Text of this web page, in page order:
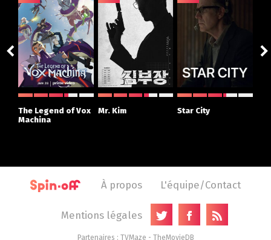
The Legend of Vox
Machina
Mr. Kim Star City
À propos L'équipe/Contact
Mentions légales
Partenaires : TVMaze - TheMovieDB